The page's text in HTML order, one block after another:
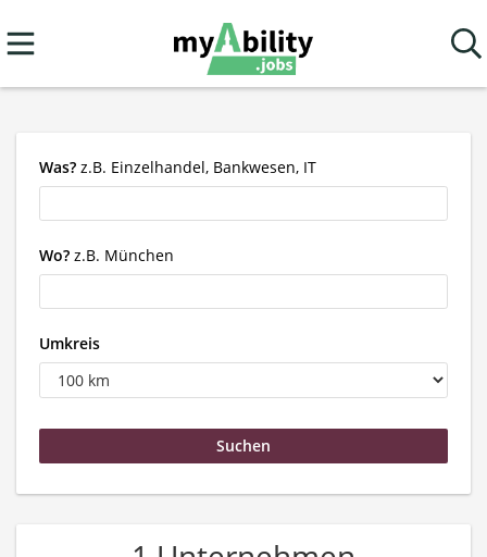
Was? z.B. Einzelhandel, Bankwesen, IT
Wo? z.B. München
Umkreis